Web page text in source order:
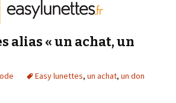
alias « un achat, un
Easy lunettes, un achat, un don